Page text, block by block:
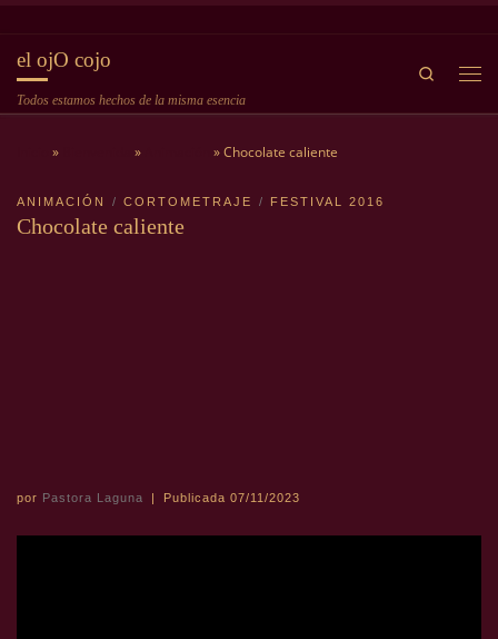
el ojO cojo
Todos estamos hechos de la misma esencia
Search
» » »Chocolate caliente
ANIMACIÓN CORTOMETRAJE FESTIVAL 2016
Chocolate caliente
por Pastora Laguna | Publicada 07/11/2023